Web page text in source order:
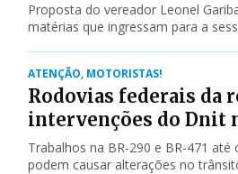
Proposta do vereador Leonel
matérias que ingressam para a
ATENÇÃO, MOTORISTAS!
Rodovias federais da
intervenções do Dnit
Trabalhos na BR-290 e BR-471
podem causar alterações no